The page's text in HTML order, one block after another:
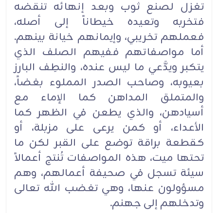
تغزل لصنع ثوب وبعد إنهائه تنقضه
فتخربه وتعيده خيطاناً إلى أصله،
فعملهم تخريبي، وإيمانهم خيانة بينهم.
أما مواصفاتهم ففيهم الصلف الذي
يتكبر ويدَّعي ما ليس عنده، والنطِف البارز
بعيوبه، وصاحب الصدر المملوء بغضاً،
والمتملق المداهن كما الإماء مع
أسيادهن، والذي يطعن في الظهر كما
الأعداء، أو كمن يرعى على مزبلة، أو
كقطعة براقة توضع على القبر لكن ما
تحتها ميت، هذه المواصفات تُنتج أعمالاً
سيئة تسجل في صحيفة أعمالهم، وهم
مسؤولون عنها، وهي تغضب الله تعالى
وتدخلهم إلى جهنم.